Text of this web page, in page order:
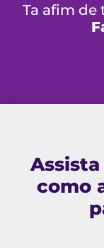
Ta afim de
como